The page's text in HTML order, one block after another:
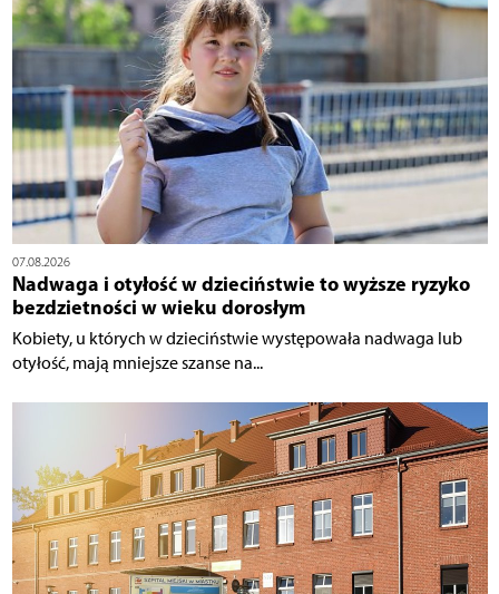
07.08.2026
Nadwaga i otyłość w dzieciństwie to wyższe ryzyko
bezdzietności w wieku dorosłym
Kobiety, u których w dzieciństwie występowała nadwaga lub
otyłość, mają mniejsze szanse na...